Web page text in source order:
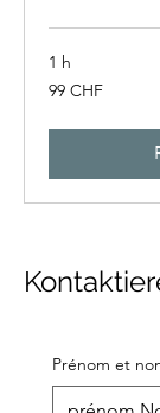
1 h
99
francs
99 CHF
Prénom et